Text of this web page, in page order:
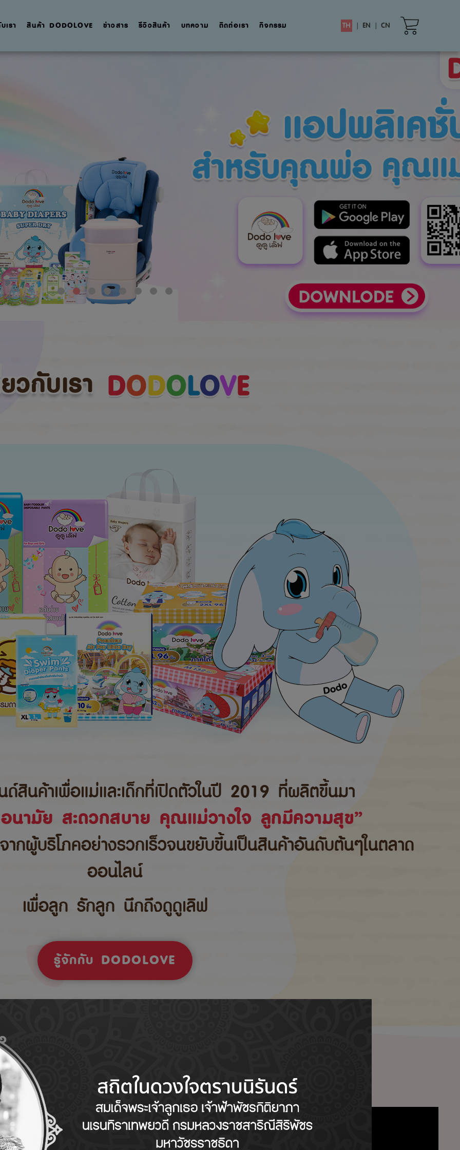
เรา สินค้า DODOLOVE ข่าวสาร รีวิวสินค้า บทความ ติดต่อเรา กิจกรรม TH | EN | CN
วกับเรา
สินค้าเพื่อแม่และเด็กที่เปิดตัวในปี 2019 ที่ผลิตขึ้นมา
นามัย สะดวกสบาย คุณแม่วางใจ ลูกมีความสุข”
ากผู้บริโภคอย่างรวกเร็วจนขยับขึ้นเป็นสินค้าอันดับต้นๆในตลาด
ออนไลน์
เพื่อลูก รักลูก นึกถึงดูดูเลิฟ
รู้จักกับ DODOLOVE
Tips